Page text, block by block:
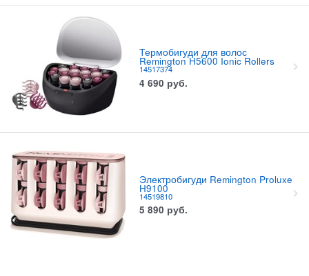
Термобигуди для волос
Remington H5600 Ionic Rollers
14517374
4 690 руб.
Электробигуди Remington Proluxe
H9100
14519810
5 890 руб.